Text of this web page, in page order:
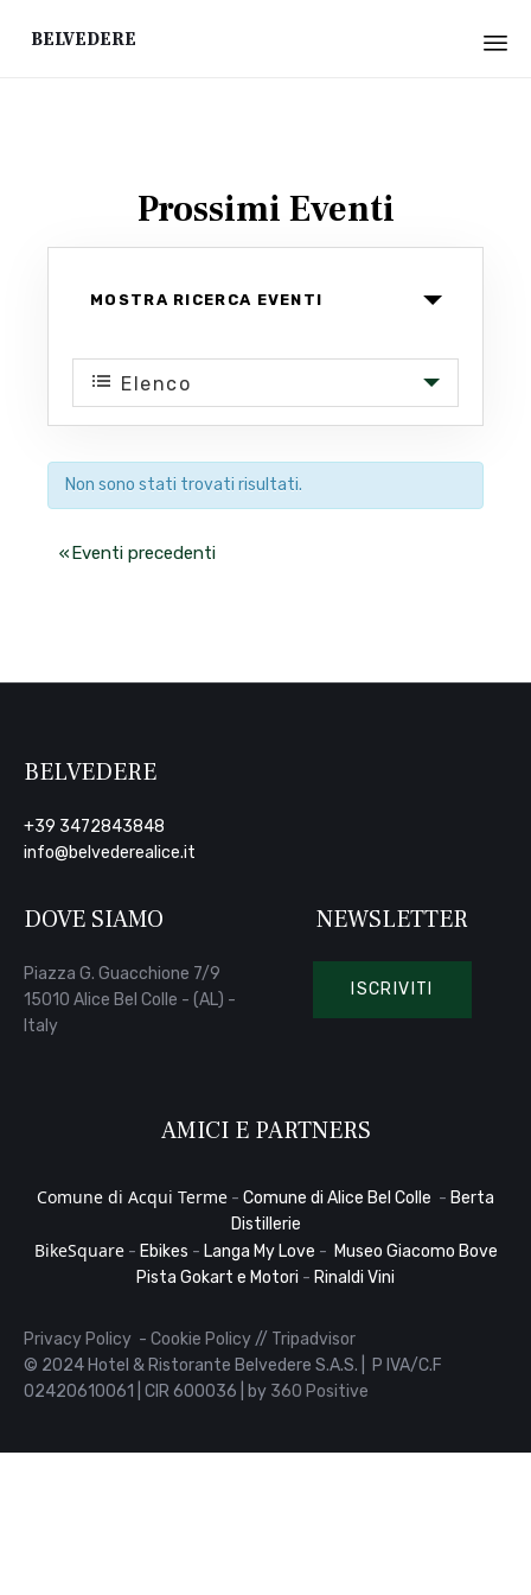
Belvedere
Prossimi Eventi
Ricerca
viste
Navigazione
MOSTRA RICERCA EVENTI
Evento
Viste
Navigazione
Elenco
Non sono stati trovati risultati.
«Eventi precedenti
BELVEDERE
+39 3472843848
info@belvederealice.it
DOVE SIAMO
Piazza G. Guacchione 7/9
15010 Alice Bel Colle - (AL) -
Italy
NEWSLETTER
ISCRIVITI
AMICI E PARTNERS
Comune di Acqui Terme - Comune di Alice Bel Colle - Berta
Distillerie
BikeSquare- Ebikes - Langa My Love - Museo Giacomo Bove
Pista Gokart e Motori - Rinaldi Vini
Privacy Policy - Cookie Policy// Tripadvisor
© 2024 Hotel & Ristorante Belvedere S.A.S. | P IVA/C.F
02420610061 | CIR 600036 | by 360 Positive